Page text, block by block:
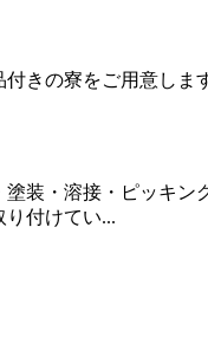
きの寮をご用意しま
装・溶接・ピッキ
付けてい...